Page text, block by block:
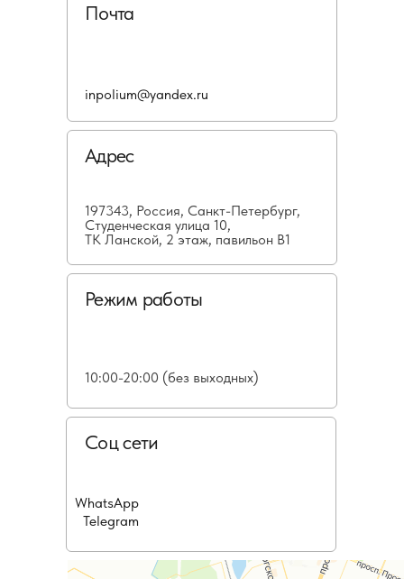
Почта
Адрес
197343, Россия, Санкт-Петербург,
Студенческая улица 10,
ТК Ланской, 2 этаж, павильон В1
Режим работы
10:00-20:00 (без выходных)
Соц сети
inpolium@yandex.ru
WhatsApp
Telegram